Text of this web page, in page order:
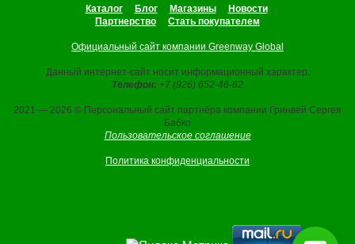
Каталог Блог Магазины
Новости
Партнерство
Стать покупателем
Официальный сайт компании Greenway Global
Данный интернет-сайт носит информационный характер.
Телефон: +7 (926) 652-46-62
2021 — 2026 © Персональный сайт партнёра компании Гринвей Сергея
Бабко
Пользовательское соглашение
Политика конфиденциальности